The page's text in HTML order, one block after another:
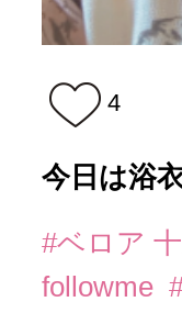
4
今日は浴
#ベロア
followme